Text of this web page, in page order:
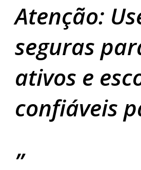
Atenção:
seguras
ativos e
confiáveis